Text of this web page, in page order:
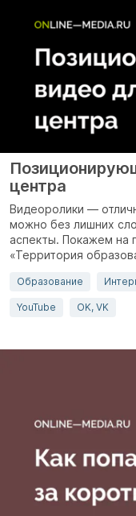
центра
Видеоролики —
можно без лишних
аспекты. Покажем на
«Территория
Образование
YouTube OK, VK